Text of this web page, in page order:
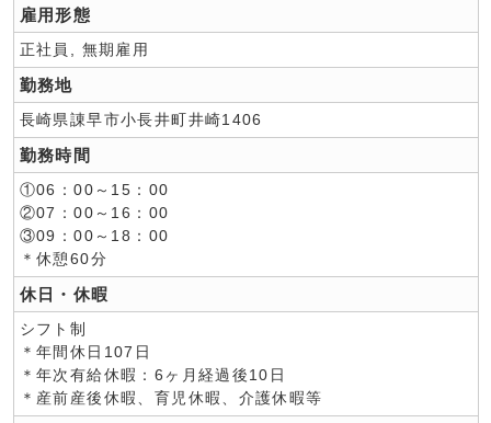
雇用形態
正社員, 無期雇用
勤務地
長崎県諌早市小長井町井崎1406
勤務時間
①06：00～15：00
②07：00～16：00
③09：00～18：00
＊休憩60分
休日・休暇
シフト制
＊年間休日107日
＊年次有給休暇：6ヶ月経過後10日
＊産前産後休暇、育児休暇、介護休暇等